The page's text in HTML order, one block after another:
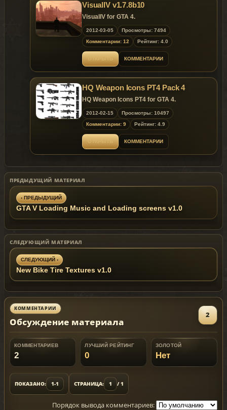
VisualIV v1.7.8b10
VisualIV for GTA 4.
2012-03-05
Просмотры: 7494
Комментарии: 12
Рейтинг: 4.0
ОТКРЫТЬ КОММЕНТАРИИ
HQ Weapon Icons PT4 Pack 4
HQ Weapon Icons PT4 for GTA 4.
2012-02-15
Просмотры: 10497
Комментарии: 9
Рейтинг: 4.9
ОТКРЫТЬ КОММЕНТАРИИ
ПРЕДЫДУЩИЙ МАТЕРИАЛ
‹ ПРЕДЫДУЩИЙ
GTA V Loading Music and Loading screens v1.0
СЛЕДУЮЩИЙ МАТЕРИАЛ
СЛЕДУЮЩИЙ ›
New Bike Tire Textures v1.0
КОММЕНТАРИИ
Обсуждение материала
2
КОММЕНТАРИЕВ
2
ЛУЧШИЙ РЕЙТИНГ
0
ЗОЛОТОЙ
Нет
ПОКАЗАНО: 1-1 СТРАНИЦА: 1 / 1
Порядок вывода комментариев: